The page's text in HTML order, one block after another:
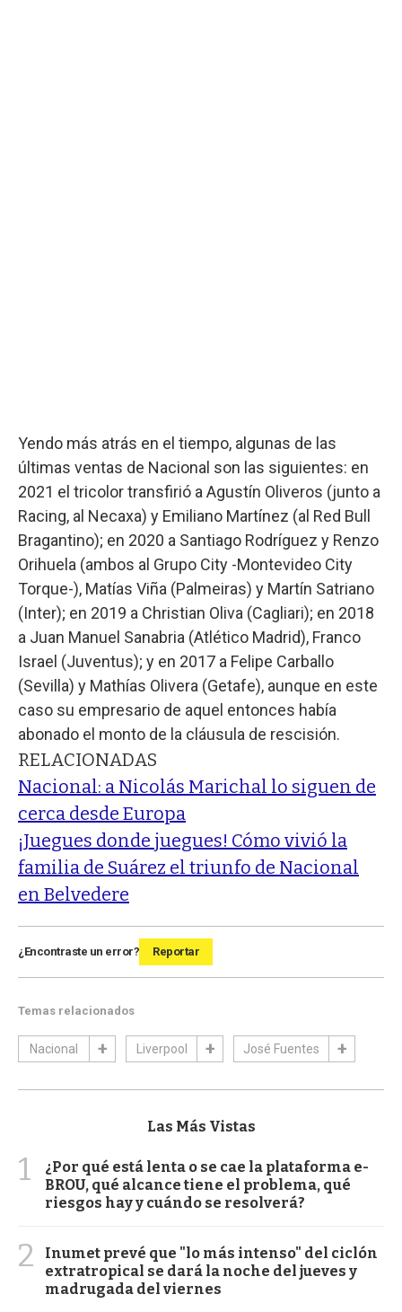
Yendo más atrás en el tiempo, algunas de las
últimas ventas de Nacional son las siguientes: en
2021 el tricolor transfirió a Agustín Oliveros (junto a
Racing, al Necaxa) y Emiliano Martínez (al Red Bull
Bragantino); en 2020 a Santiago Rodríguez y Renzo
Orihuela (ambos al Grupo City -Montevideo City
Torque-), Matías Viña (Palmeiras) y Martín Satriano
(Inter); en 2019 a Christian Oliva (Cagliari); en 2018
a Juan Manuel Sanabria (Atlético Madrid), Franco
Israel (Juventus); y en 2017 a Felipe Carballo
(Sevilla) y Mathías Olivera (Getafe), aunque en este
caso su empresario de aquel entonces había
abonado el monto de la cláusula de rescisión.
RELACIONADAS
Nacional: a Nicolás Marichal lo siguen de
cerca desde Europa
¡Juegues donde juegues! Cómo vivió la
familia de Suárez el triunfo de Nacional
en Belvedere
¿Encontraste un error? Reportar
Temas relacionados
Nacional Liverpool José Fuentes
Las Más Vistas
1
¿Por qué está lenta o se cae la plataforma e-
BROU, qué alcance tiene el problema, qué
riesgos hay y cuándo se resolverá?
2
Inumet prevé que "lo más intenso" del ciclón
extratropical se dará la noche del jueves y
madrugada del viernes